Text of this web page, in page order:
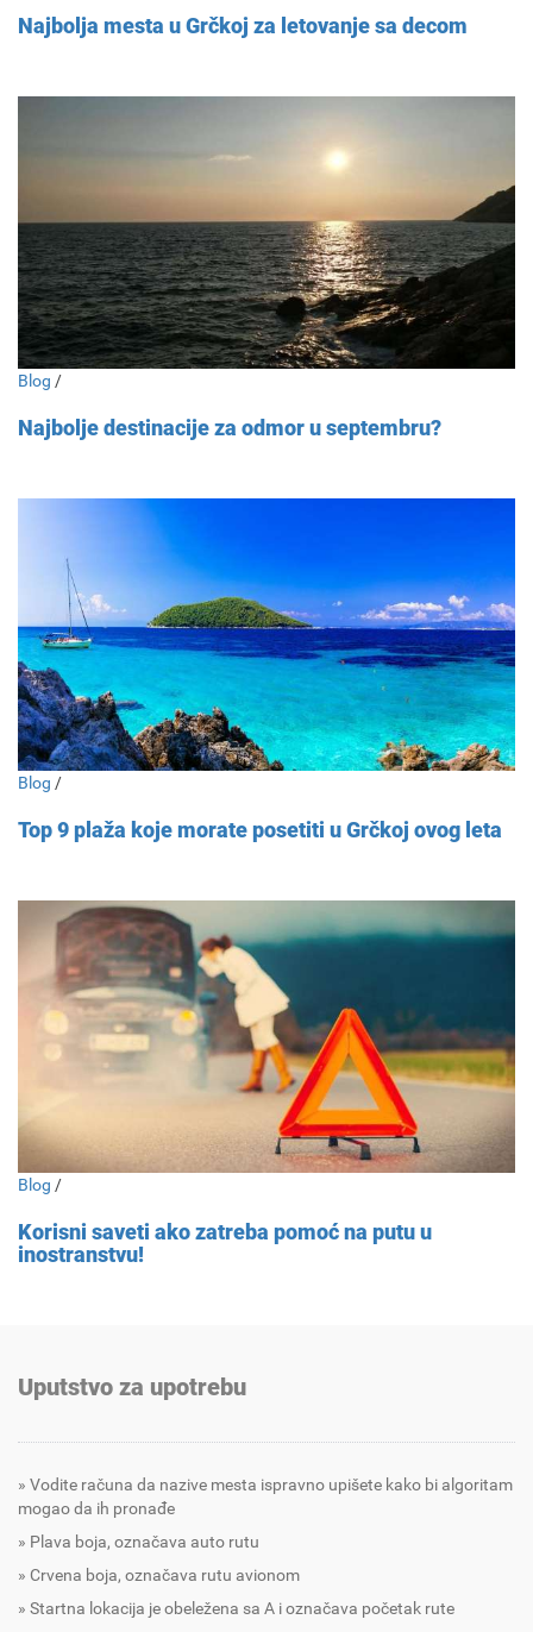
Najbolja mesta u Grčkoj za letovanje sa decom
Blog /
Najbolje destinacije za odmor u septembru?
Blog /
Top 9 plaža koje morate posetiti u Grčkoj ovog leta
Blog /
Korisni saveti ako zatreba pomoć na putu u
inostranstvu!
Uputstvo za upotrebu
Vodite računa da nazive mesta ispravno upišete kako bi algoritam
mogao da ih pronađe
Plava boja, označava auto rutu
Crvena boja, označava rutu avionom
Startna lokacija je obeležena sa A i označava početak rute